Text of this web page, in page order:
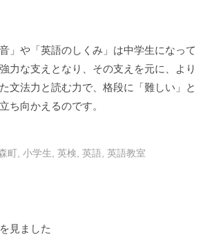
」や「英語のしくみ」は中学生になって
力な支えとなり、その支えを元に、より
文法力と読む力で、格段に「難しい」と
ち向かえるのです。
町, 小学生 英検 英語, 英語教室
見ました